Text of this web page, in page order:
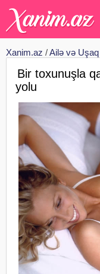
Xanim.az /Ailə və Uşaq
Bir toxunuşla
yolu